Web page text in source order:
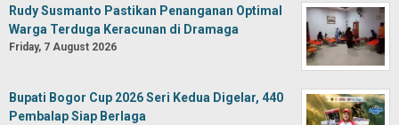
Rudy Susmanto Pastikan Penanganan Optimal
Warga Terduga Keracunan di Dramaga
Friday, 7 August 2026
Bupati Bogor Cup 2026 Seri Kedua Digelar, 440
Pembalap Siap Berlaga